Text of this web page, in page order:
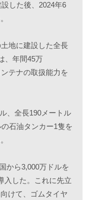
した後、2024年6
地に建設した全長
、年間45万
テナの取扱能力を
、全長190メートル
石油タンカー1隻を
から3,000万ドルを
入した。これに先立
けて、ゴムタイヤ